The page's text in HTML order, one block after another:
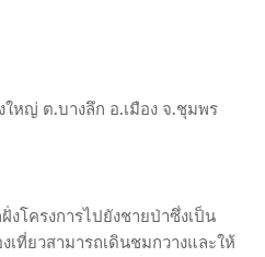
หญ่ ต.บางลึก อ.เมือง จ.ชุมพร
โครงการไปยังชายป่าซึ่งเป็น
เที่ยวสามารถเดินชมกวางและให้